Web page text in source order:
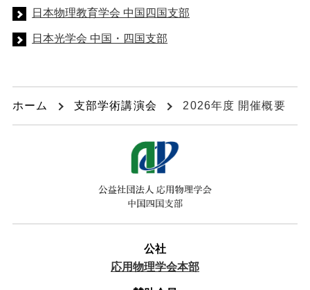
日本物理教育学会 中国四国支部
日本光学会 中国・四国支部
ホーム 支部学術講演会 2026年度 開催概要
公社
応用物理学会本部